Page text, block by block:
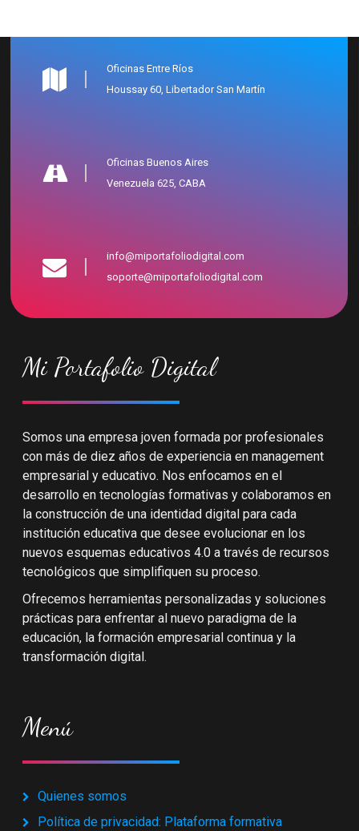
Oficinas Entre Ríos
Houssay 60, Libertador San Martín
Oficinas Buenos Aires
Venezuela 625, CABA
info@miportafoliodigital.com
soporte@miportafoliodigital.com
Mi Portafolio Digital
Somos una empresa joven formada por profesionales
con más de diez años de experiencia en management
empresarial y educativo. Nos enfocamos en el
desarrollo en tecnologías formativas y colaboramos en
la construcción de una identidad digital para cada
institución educativa que desee evolucionar en los
nuevos esquemas educativos 4.0 a través de recursos
tecnológicos que simplifiquen su proceso.
Ofrecemos herramientas personalizadas y soluciones
prácticas para enfrentar al nuevo paradigma de la
educación, la formación empresarial continua y la
transformación digital.
Menú
Quienes somos
Política de privacidad: Plataforma formativa